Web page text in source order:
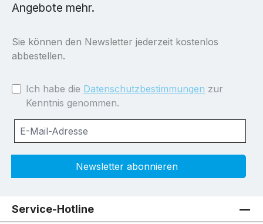
Angebote mehr.
Sie können den Newsletter jederzeit kostenlos
abbestellen.
Ich habe die Datenschutzbestimmungen zur
Kenntnis genommen.
Newsletter abonnieren
Service-Hotline